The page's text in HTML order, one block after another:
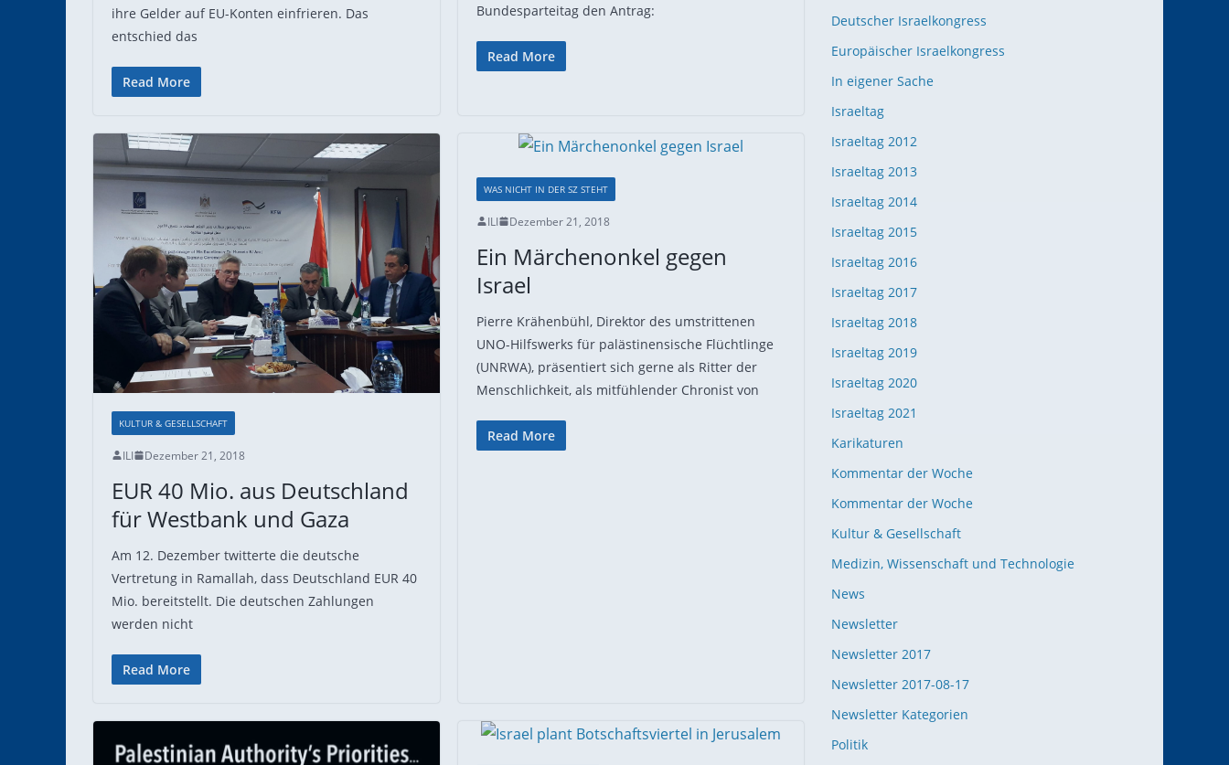
ihre Gelder auf EU-Konten einfrieren. Das
entschied das
Read More
Bundesparteitag den Antrag:
Read More
KULTUR & GESELLSCHAFT
ILI Dezember 21, 2018
EUR 40 Mio. aus Deutschland
für Westbank und Gaza
Am 12. Dezember twitterte die deutsche
Vertretung in Ramallah, dass Deutschland EUR 40
Mio. bereitstellt. Die deutschen Zahlungen
werden nicht
Read More
WAS NICHT IN DER SZ STEHT
ILI Dezember 21, 2018
Ein Märchenonkel gegen
Israel
Pierre Krähenbühl, Direktor des umstrittenen
UNO-Hilfswerks für palästinensische Flüchtlinge
(UNRWA), präsentiert sich gerne als Ritter der
Menschlichkeit, als mitfühlender Chronist von
Read More
Deutscher Israelkongress
Europäischer Israelkongress
In eigener Sache
Israeltag
Israeltag 2012
Israeltag 2013
Israeltag 2014
Israeltag 2015
Israeltag 2016
Israeltag 2017
Israeltag 2018
Israeltag 2019
Israeltag 2020
Israeltag 2021
Karikaturen
Kommentar der Woche
Kommentar der Woche
Kultur & Gesellschaft
Medizin, Wissenschaft und Technologie
News
Newsletter
Newsletter 2017
Newsletter 2017-08-17
Newsletter Kategorien
Politik